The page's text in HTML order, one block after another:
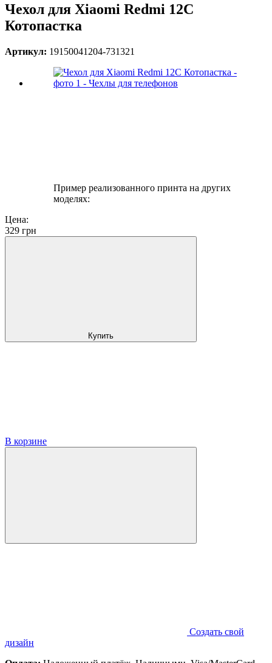
Чехол для Xiaomi Redmi 12C
Котопастка
Артикул: 19150041204-731321
Пример реализованного принта на других
моделях:
Цена:
329 грн
Купить
В корзине
Создать свой
дизайн